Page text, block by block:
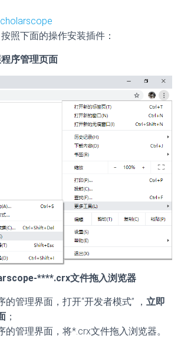
照下面的操作安装插件：
序管理页面
****.crx文件拖入浏览器
的管理界面，打开“开发者模式” ， 立即
；
的管理界面，将*.crx文件拖入浏览器。